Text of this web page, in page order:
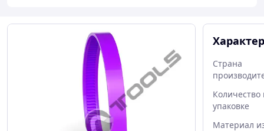
Страна
Количество
упаковке
Материал